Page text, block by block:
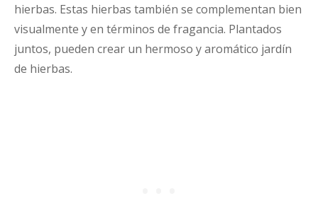
hierbas. Estas hierbas también se complementan bien
visualmente y en términos de fragancia. Plantados
juntos, pueden crear un hermoso y aromático jardín
de hierbas.